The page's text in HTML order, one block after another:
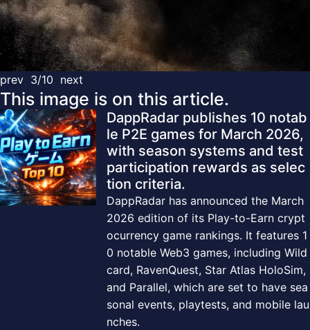
prev 3/10 next
This image is on this article.
DappRadar publishes 10 notab
le P2E games for March 2026,
with season systems and test
participation rewards as selec
tion criteria.
DappRadar has announced the March
2026 edition of its Play-to-Earn crypt
ocurrency game rankings. It features 1
0 notable Web3 games, including Wild
card, RavenQuest, Star Atlas HoloSim,
and Parallel, which are set to have sea
sonal events, playtests, and mobile lau
nches.